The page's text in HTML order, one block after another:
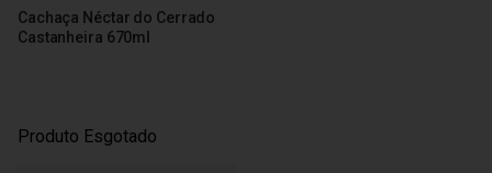
Cachaça Néctar do Cerrado
Castanheira 670ml
Produto Esgotado